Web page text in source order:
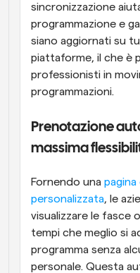
sincronizzazione
programmazione e
siano aggiornati su
piattaforme, il che è
professionisti in
programmazioni.
Prenotazione
massima
Fornendo una
personalizzata, le
visualizzare le fasce
tempi che meglio si
programma senza
personale. Questa